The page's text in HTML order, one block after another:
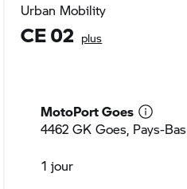
Urban Mobility
CE 02 plus
MotoPort Goes
4462 GK Goes, Pays-Bas
1 jour